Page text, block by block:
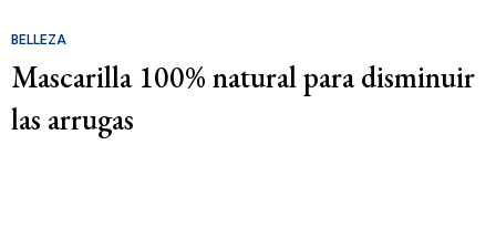
BELLEZA
Mascarilla 100% natural para disminuir
las arrugas